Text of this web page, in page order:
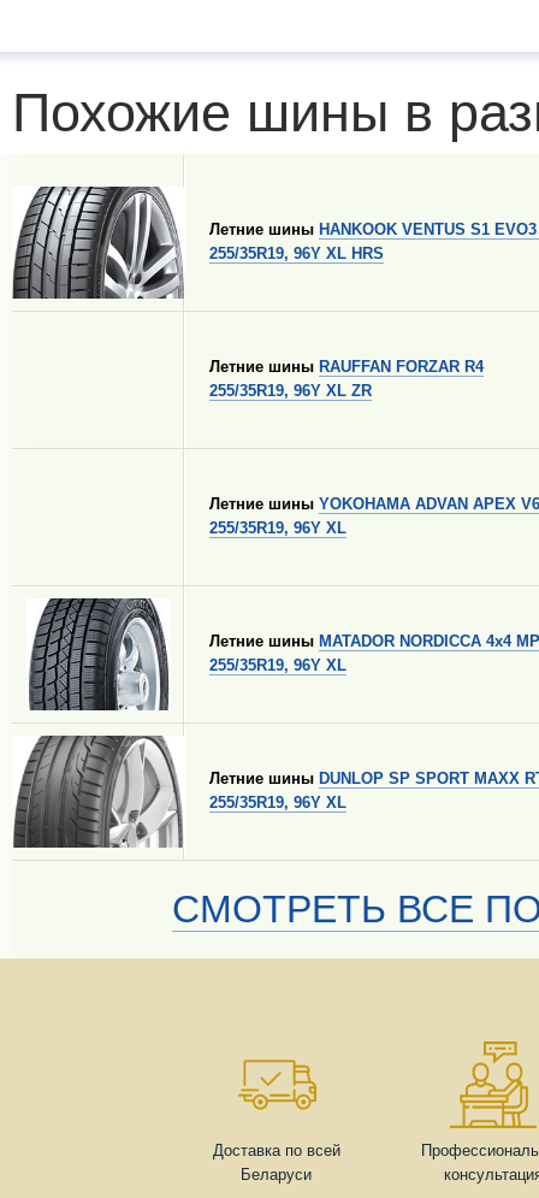
Похожие шины в
Летние шины HANKOOK VENTUS S1
255/35R19, 96Y XL HRS
Летние шины RAUFFAN FORZAR R4
255/35R19, 96Y XL ZR
Летние шины YOKOHAMA ADVAN APEX
255/35R19, 96Y XL
Летние шины MATADOR NORDICCA 4x4
255/35R19, 96Y XL
Летние шины DUNLOP SP SPORT MAXX
255/35R19, 96Y XL
СМОТРЕТЬ ВСЕ
Доставка по всей
Беларуси